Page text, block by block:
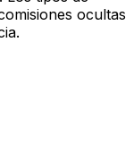
ocultas